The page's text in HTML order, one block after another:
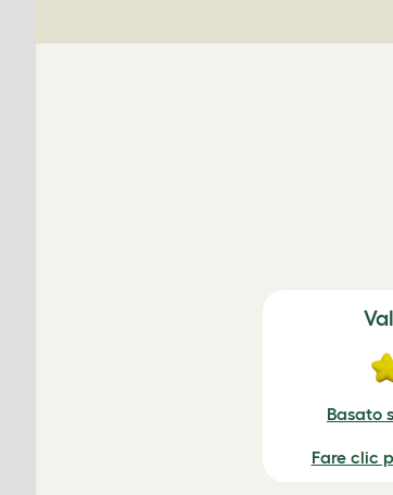
Basato
Fare clic